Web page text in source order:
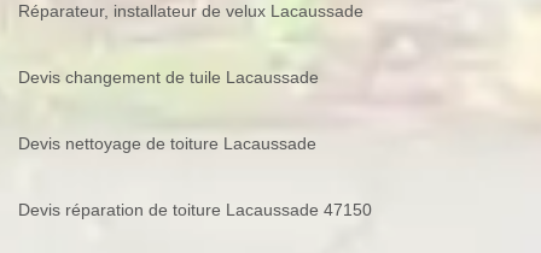
Réparateur, installateur de velux Lacaussade
Devis changement de tuile Lacaussade
Devis nettoyage de toiture Lacaussade
Devis réparation de toiture Lacaussade 47150